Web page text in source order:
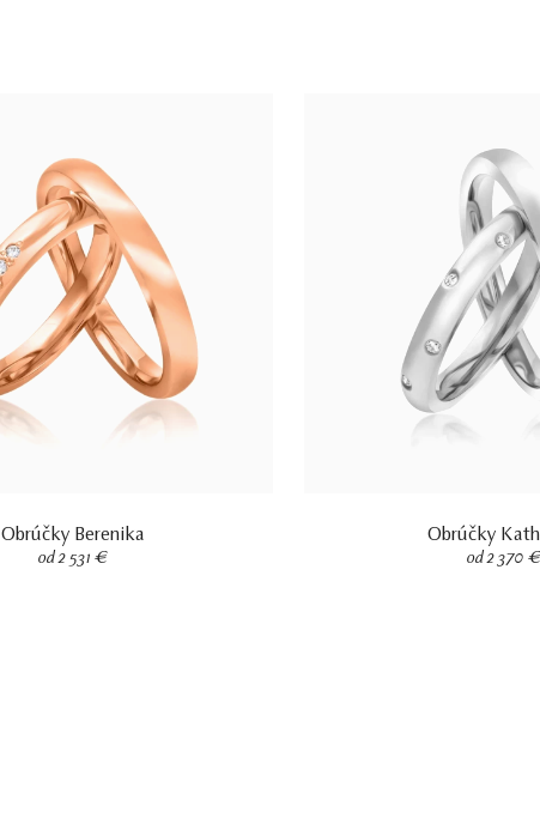
Obrúčky Berenika
od 2 531 €
Obrúčky
od 2 370